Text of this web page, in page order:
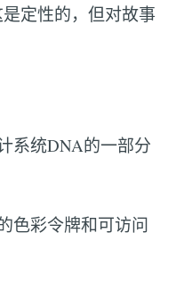
定性的，但对故事
系统DNA的一部分
色彩令牌和可访问